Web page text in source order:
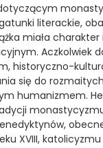
literackie,
miała
Aczkolwiek
historyczno-
się do
humanizmem.
XVIII,